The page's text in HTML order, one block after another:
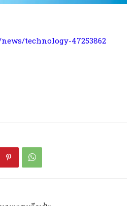
technology-47253862